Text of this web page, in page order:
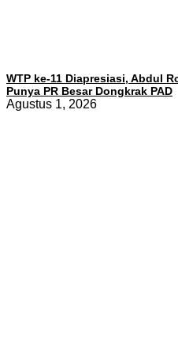
WTP ke-11 Diapresiasi, Abdul
Punya PR Besar Dongkrak PAD
Agustus 1, 2026